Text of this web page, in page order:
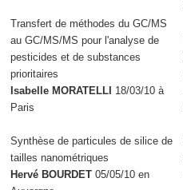
Transfert de méthodes du GC/MS
au GC/MS/MS pour l'analyse de
pesticides et de substances
prioritaires
Isabelle MORATELLI 18/03/10 à
Paris
Synthèse de particules de silice de
tailles nanométriques
Hervé BOURDET 05/05/10 en